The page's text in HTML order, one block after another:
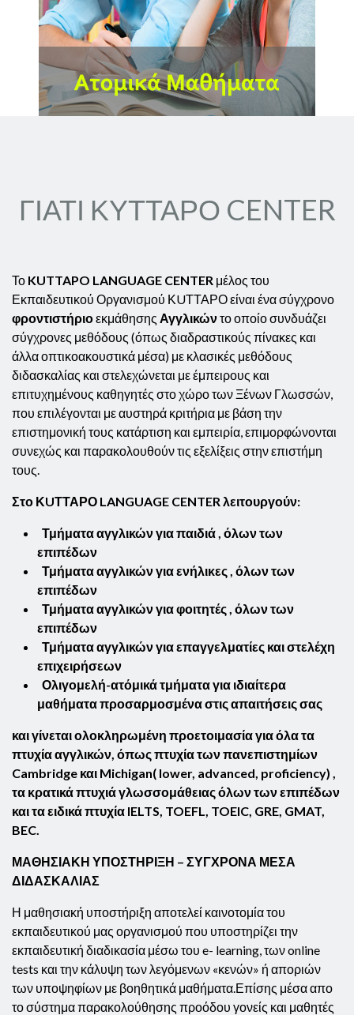
ΓΙΑΤΙ ΚΥΤΤΑΡΟ CENTER
Το KUTTAPO LANGUAGE CENTER μέλος του
Εκπαιδευτικού Οργανισμού ΚUΤΤΑΡΟ είναι ένα σύγχρονο
φροντιστήριοεκμάθησης Αγγλικώντο οποίο συνδυάζει
σύγχρονες μεθόδους (όπως διαδραστικούς πίνακες και
άλλα οπτικοακουστικά μέσα) με κλασικές μεθόδους
διδασκαλίας και στελεχώνεται με έμπειρους και
επιτυχημένους καθηγητές στο χώρο των Ξένων Γλωσσών,
που επιλέγονται με αυστηρά κριτήρια με βάση την
επιστημονική τους κατάρτιση και εμπειρία, επιμορφώνονται
συνεχώς και παρακολουθούν τις εξελίξεις στην επιστήμη
τους.
Στο ΚUΤΤΑΡΟ LANGUAGE CENTER λειτουργούν:
Τμήματα αγγλικών για παιδιά , όλων των
επιπέδων
Τμήματα αγγλικών για ενήλικες , όλων των
επιπέδων
Τμήματα αγγλικών για φοιτητές , όλων των
επιπέδων
Τμήματα αγγλικών για επαγγελματίες και στελέχη
επιχειρήσεων
Ολιγομελή-ατόμικά τμήματα για ιδιαίτερα
μαθήματα προσαρμοσμένα στις απαιτήσεις σας
και γίνεται ολοκληρωμένη προετοιμασία για όλα τα
πτυχία αγγλικών, όπως πτυχία των πανεπιστημίων
Cambridge και Michigan( lower, advanced, proficiency) ,
τα κρατικά πτυχιά γλωσσομάθειας όλων των επιπέδων
και τα ειδικά πτυχία IELTS, TOEFL, TOEIC, GRE, GMAT,
BEC.
ΜΑΘΗΣΙΑΚΗ ΥΠΟΣΤΗΡΙΞΗ – ΣΥΓΧΡΟΝΑ ΜΕΣΑ
ΔΙΔΑΣΚΑΛΙΑΣ
Η μαθησιακή υποστήριξη αποτελεί καινοτομία του
εκπαιδευτικού μας οργανισμού που υποστηρίζει την
εκπαιδευτική διαδικασία μέσω του e- learning, των online
tests και την κάλυψη των λεγόμενων «κενών» ή αποριών
των υποψηφίων με βοηθητικά μαθήματα.Επίσης μέσα απο
το σύστημα παρακολούθησης προόδου γονείς και μαθητές